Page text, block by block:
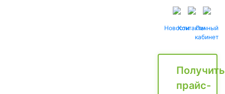
НовостиКонтактыЛичный
кабинет
Получить
прайс-